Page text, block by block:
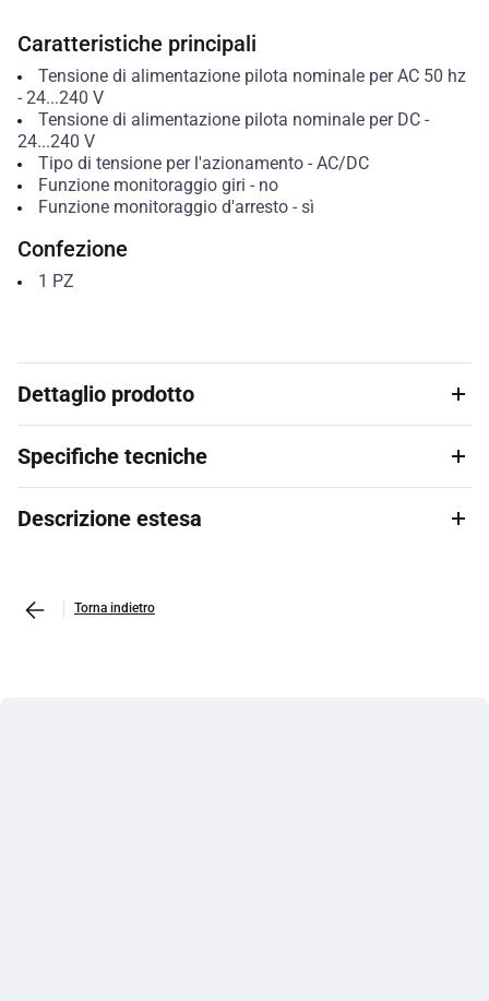
Caratteristiche principali
Tensione di alimentazione pilota nominale per AC 50 hz
- 24...240 V
Tensione di alimentazione pilota nominale per DC-
24...240 V
Tipo di tensione per l'azionamento- AC/DC
Funzione monitoraggio giri - no
Funzione monitoraggio d'arresto- sì
Confezione
1 PZ
Dettaglio prodotto
Specifiche tecniche
Descrizione estesa
Torna indietro